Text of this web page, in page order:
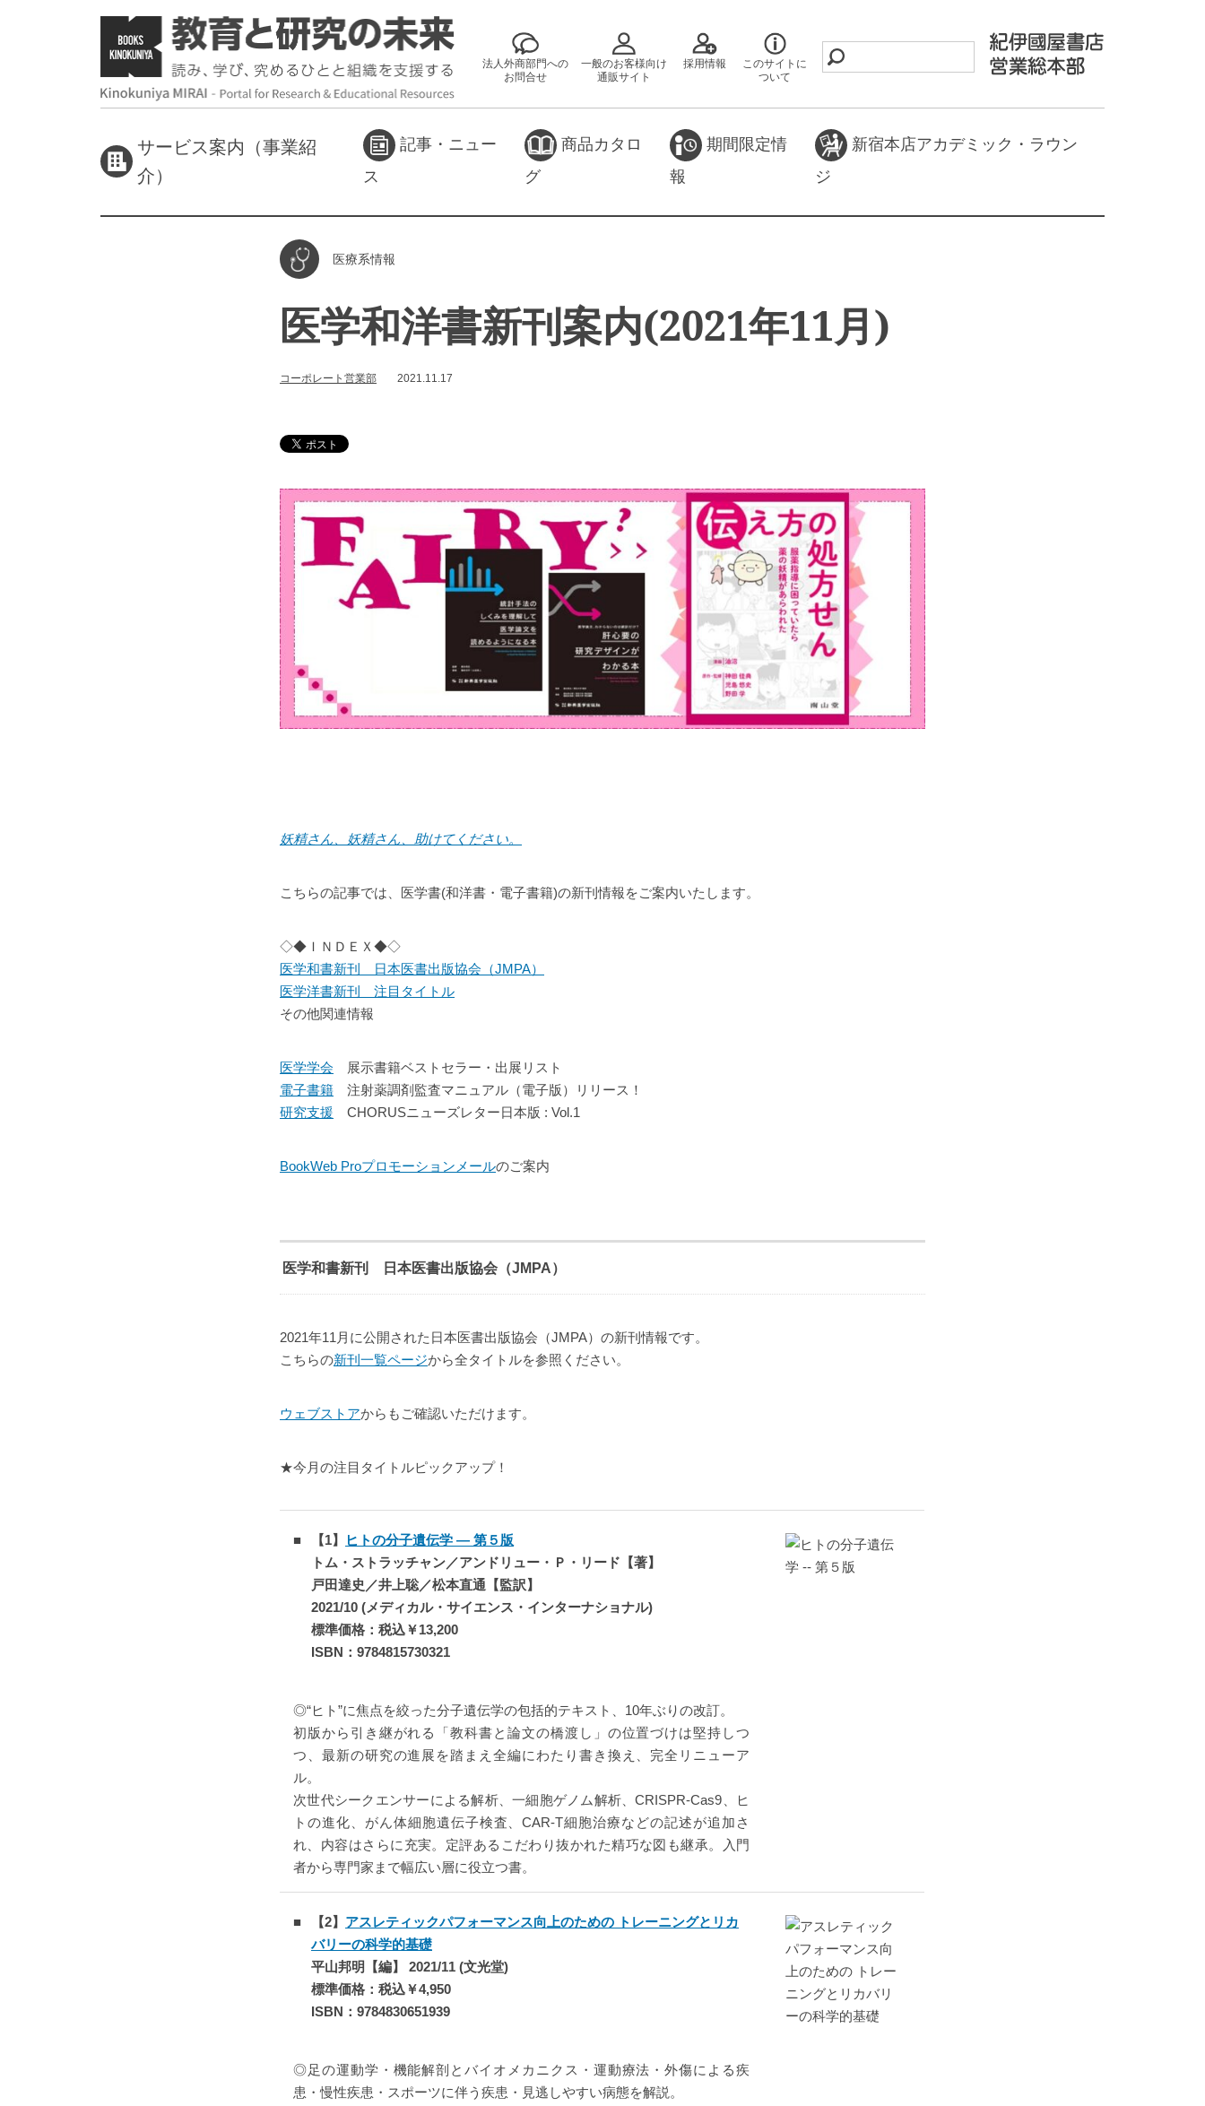
法人外商部門への
お問合せ
一般のお客様向け
通販サイト
採用情報
このサイトに
ついて
サービス案内（事業紹
介）
記事・ニュー
ス
商品カタロ
グ
期間限定情
報
新宿本店アカデミック・ラウン
ジ
医療系情報
医学和洋書新刊案内(2021年11月)
コーポレート営業部 2021.11.17
妖精さん、妖精さん、助けてください。
こちらの記事では、医学書(和洋書・電子書籍)の新刊情報をご案内いたします。
◇◆ ＩＮＤＥＸ◆◇
医学和書新刊 日本医書出版協会（JMPA）
医学洋書新刊 注目タイトル
その他関連情報
医学学会 展示書籍ベストセラー・出展リスト
電子書籍 注射薬調剤監査マニュアル（電子版）リリース！
研究支援 CHORUSニューズレター日本版 : Vol.1
BookWeb Proプロモーションメールのご案内
医学和書新刊 日本医書出版協会（JMPA）
2021年11月に公開された日本医書出版協会（JMPA）の新刊情報です。
こちらの新刊一覧ページから全タイトルを参照ください。
ウェブストアからもご確認いただけます。
★今月の注目タイトルピックアップ！
【1】
ヒトの分子遺伝学 — 第５版
トム・ストラッチャン／アンドリュー・Ｐ・リード【著】
戸田達史／井上聡／松本直通【監訳】
2021/10 (メディカル・サイエンス・インターナショナル)
標準価格：税込￥13,200
ISBN：9784815730321
◎“ヒト”に焦点を絞った分子遺伝学の包括的テキスト、10年ぶりの改訂。
初版から引き継がれる「教科書と論文の橋渡し」の位置づけは堅持しつ
つ、最新の研究の進展を踏まえ全編にわたり書き換え、完全リニューア
ル。
次世代シークエンサーによる解析、一細胞ゲノム解析、CRISPR-Cas9、ヒ
トの進化、がん体細胞遺伝子検査、CAR-T細胞治療などの記述が追加さ
れ、内容はさらに充実。定評あるこだわり抜かれた精巧な図も継承。入門
者から専門家まで幅広い層に役立つ書。
【2】 アスレティックパフォーマンス向上のための トレーニングとリカ
バリーの科学的基礎
平山邦明【編】 2021/11 (文光堂)
標準価格：税込￥4,950
ISBN：9784830651939
◎足の運動学・機能解剖とバイオメカニクス・運動療法・外傷による疾
患・慢性疾患・スポーツに伴う疾患・見逃しやすい病態を解説。